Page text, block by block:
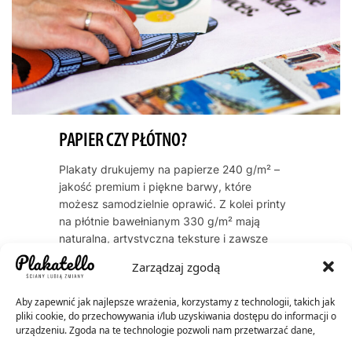
Zarządzaj zgodą
Aby zapewnić jak najlepsze wrażenia, korzystamy z technologii, takich jak
pliki cookie, do przechowywania i/lub uzyskiwania dostępu do informacji o
urządzeniu. Zgoda na te technologie pozwoli nam przetwarzać dane,
PAPIER CZY PŁÓTNO?
Plakaty drukujemy na papierze 240 g/m² –
jakość premium i piękne barwy, które
możesz samodzielnie oprawić. Z kolei printy
na płótnie bawełnianym 330 g/m² mają
naturalną, artystyczną teksturę i zawsze
dostarczamy je oprawione w ramę. Oba
warianty cechują się trwałością kolorów
200 lat dla płócien.